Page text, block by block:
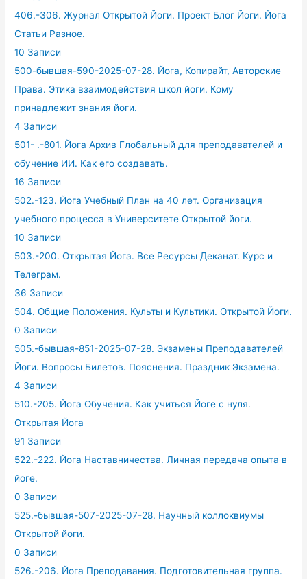
406.-306. Журнал Открытой Йоги. Проект Блог Йоги. Йога
Статьи Разное.
10 Записи
500-бывшая-590-2025-07-28. Йога, Копирайт, Авторские
Права. Этика взаимодействия школ йоги. Кому
принадлежит знания йоги.
4 Записи
501- .-801. Йога Архив Глобальный для преподавателей и
обучение ИИ. Как его создавать.
16 Записи
502.-123. Йога Учебный План на 40 лет. Организация
учебного процесса в Университете Открытой йоги.
10 Записи
503.-200. Открытая Йога. Все Ресурсы Деканат. Курс и
Телеграм.
36 Записи
504. Общие Положения. Культы и Культики. Открытой Йоги.
0 Записи
505.-бывшая-851-2025-07-28. Экзамены Преподавателей
Йоги. Вопросы Билетов. Пояснения. Праздник Экзамена.
4 Записи
510.-205. Йога Обучения. Как учиться Йоге с нуля.
Открытая Йога
91 Записи
522.-222. Йога Наставничества. Личная передача опыта в
йоге.
0 Записи
525.-бывшая-507-2025-07-28. Научный коллоквиумы
Открытой йоги.
0 Записи
526.-206. Йога Преподавания. Подготовительная группа.